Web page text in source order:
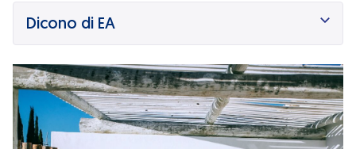
Dicono di Acrobatica
Approfondimenti
News
Dicono di EA